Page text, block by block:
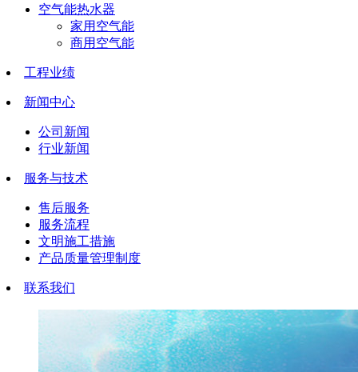
空气能热水器
家用空气能
商用空气能
工程业绩
新闻中心
公司新闻
行业新闻
服务与技术
售后服务
服务流程
文明施工措施
产品质量管理制度
联系我们